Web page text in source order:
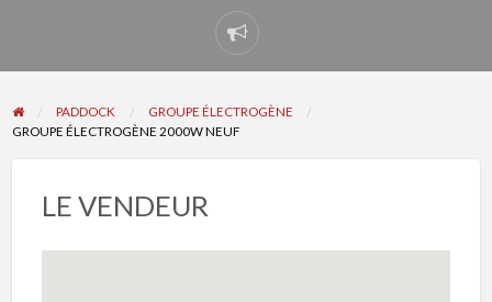
Signaler
un
problème
PADDOCK
GROUPE ÉLECTROGÈNE
GROUPE ÉLECTROGÈNE 2000W NEUF
LE VENDEUR